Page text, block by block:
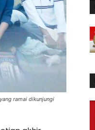
ramai dikunjungi